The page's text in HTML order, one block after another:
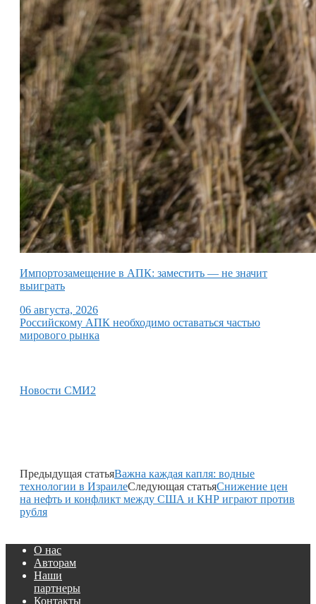
Импортозамещение в АПК: заместить — не значит
выиграть
06 августа, 2026
Российскому АПК необходимо оставаться частью
мирового рынка
Новости СМИ2
Предыдущая статьяВажна каждая капля: водные
технологии в ИзраилеСледующая статьяСнижение цен
на нефть и конфликт между США и КНР играют против
рубля
О нас
Авторам
Наши
партнеры
Контакты